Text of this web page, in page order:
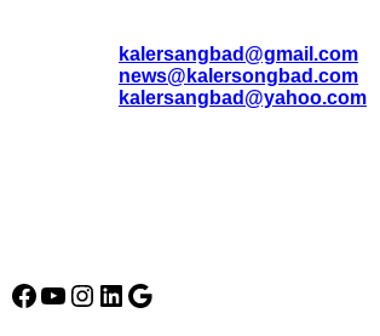
kalersangbad@gmail.com
news@kalersongbad.com
kalersangbad@yahoo.com
Facebook
YouTube
Instagram
LinkedIn
Google